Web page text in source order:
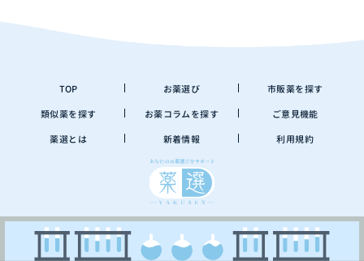
TOP お薬選び 市販薬を探す
類似薬を探す お薬コラムを探す ご意見機能
薬選とは 新着情報 利用規約